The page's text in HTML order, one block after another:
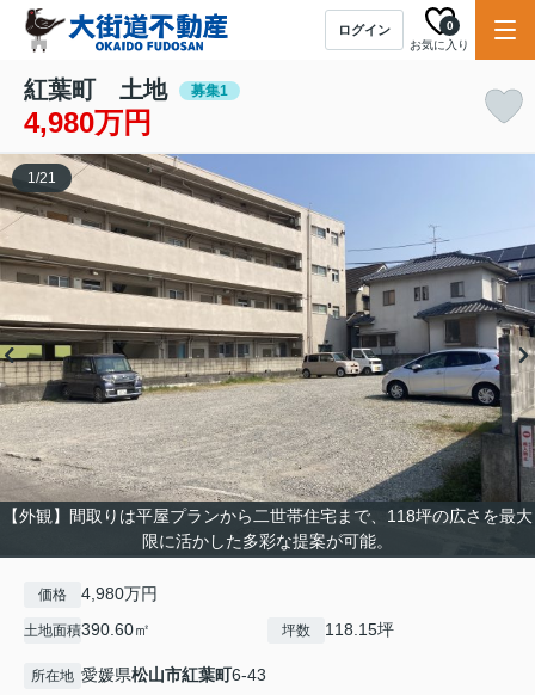
ログイン
お気に入り
0
紅葉町 土地 募集1
4,980万円
【外観】間取りは平屋プランから二世帯住宅まで、118坪の広さを最大
限に活かした多彩な提案が可能。
1/21
価格 4,980万円
土地面積390.60㎡ 坪数 118.15坪
所在地 愛媛県松山市紅葉町6-43